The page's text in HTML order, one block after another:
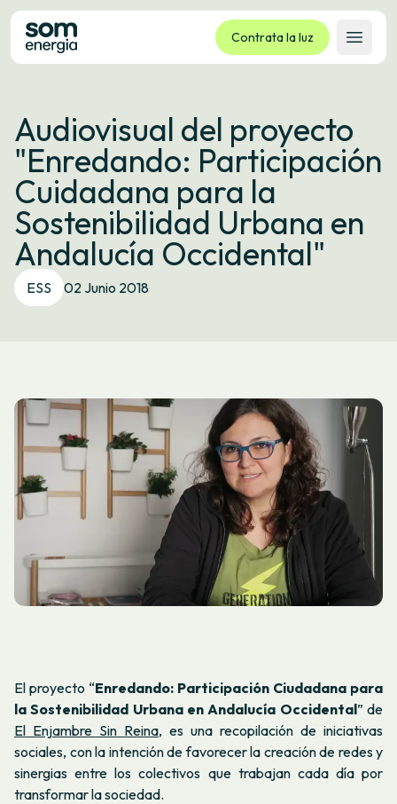
Contrata la luz
Abrir
Tarifas
Servicios
Empresas
La cooperativa
Contacto
Trámites
Oficina virtual
Audiovisual del proyecto
"Enredando: Participación
Cuidadana para la
Sostenibilidad Urbana en
Andalucía Occidental"
ESS 02 Junio 2018
El proyecto “Enredando: Participación Ciudadana para
la Sostenibilidad Urbana en Andalucía Occidental” de
El Enjambre Sin Reina, es una recopilación de iniciativas
sociales, con la intención de favorecer la creación de redes y
sinergias entre los colectivos que trabajan cada día por
transformar la sociedad.